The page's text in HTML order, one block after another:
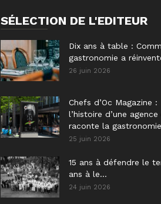
SÉLECTION DE L'EDITEUR
Dix ans à table :
gastronomie a
26 juin 2026
Chefs d’Oc Magazine :
l’histoire d’une agence
raconte la gastronomie
25 juin 2026
15 ans à défendre le
ans à le...
24 juin 2026